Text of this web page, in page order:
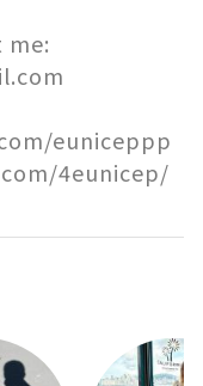
euniceppp
4eunicep/